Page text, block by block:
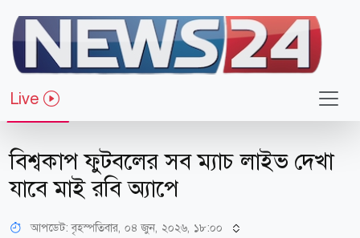
Live
খেলাধুলা
বিশ্বকাপ ফুটবলের সব ম্যাচ লাইভ দেখা
যাবে মাই রবি অ্যাপে
আপডেট: বৃহস্পতিবার, ০৪ জুন, ২০২৬, ১৮:০০